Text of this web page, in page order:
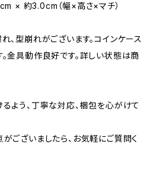
× 約3.0cm（幅×高さ×マチ）
、型崩れがございます。コインケース
金具動作良好です。詳しい状態は商
よう、丁寧な対応、梱包を心がけて
ございましたら、お気軽にご質問く